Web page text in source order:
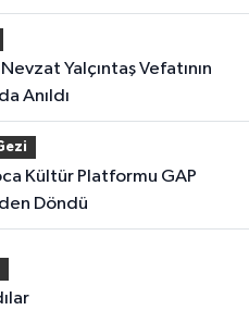
Nevzat Yalçıntaş Vefatının
Anıldı
Kültür Platformu GAP
Döndü